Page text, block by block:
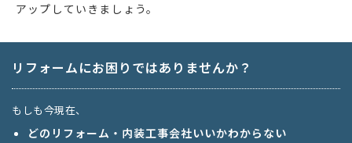
アップしていきましょう。
リフォームにお困りではありませんか？
もしも今現在、
どのリフォーム・内装工事会社いいかわからない